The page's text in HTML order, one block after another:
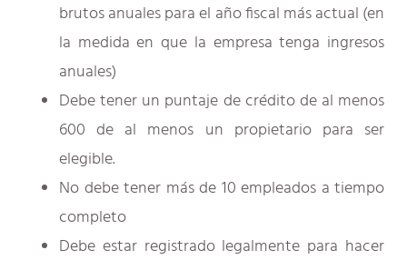
brutos anuales para el año fiscal más actual (en
la medida en que la empresa tenga ingresos
anuales)
Debe tener un puntaje de crédito de al menos
600 de al menos un propietario para ser
elegible.
No debe tener más de 10 empleados a tiempo
completo
Debe estar registrado legalmente para hacer